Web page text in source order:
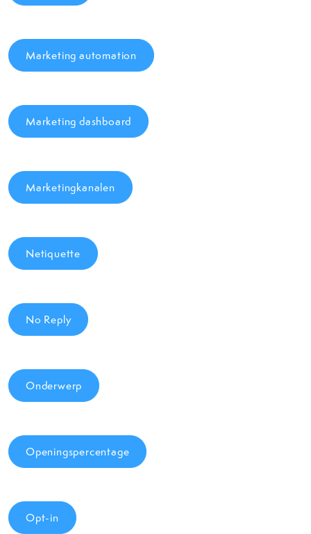
Marketing automation
Marketing dashboard
Marketingkanalen
Netiquette
No Reply
Onderwerp
Openingspercentage
Opt-in